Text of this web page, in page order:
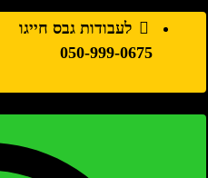
לעבודות גבס חייגו
050-999-0675